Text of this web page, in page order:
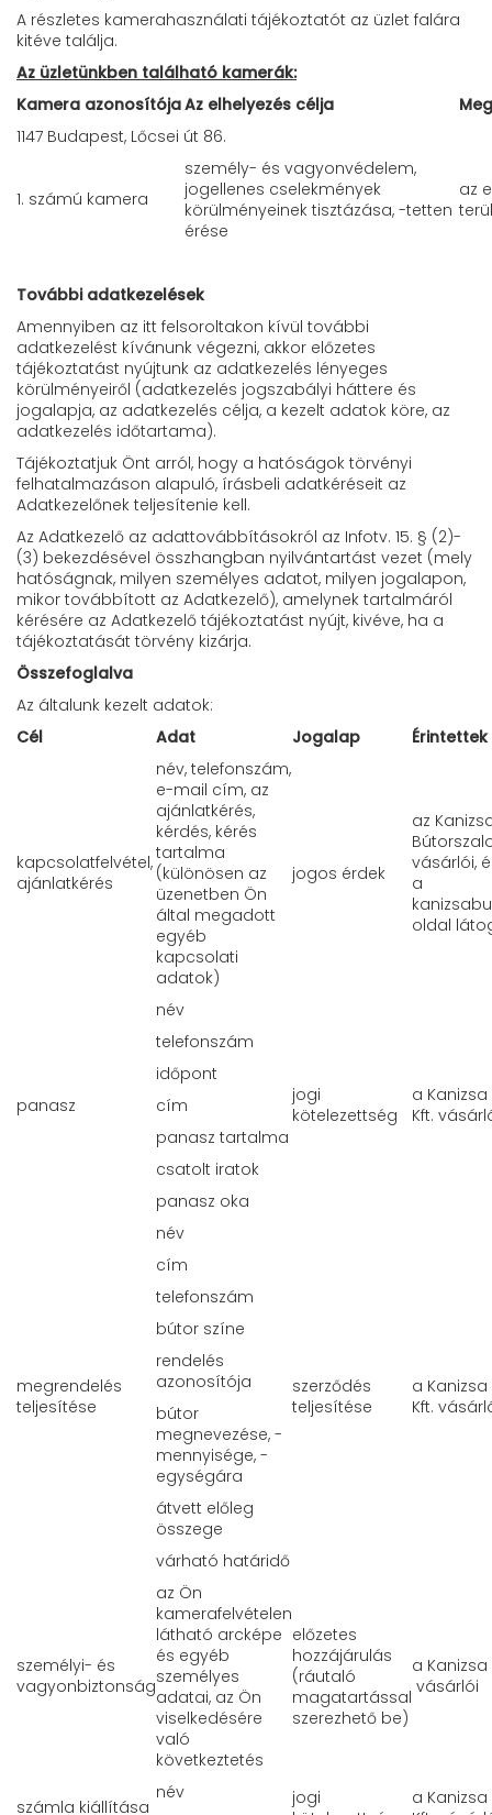
A részletes kamerahasználati tájékoztatót az üzlet falára
kitéve találja.
Az üzletünkben található kamerák:
Kamera azonosítójaAz elhelyezés célja
1147 Budapest, Lőcsei út 86.
1. számú kamera
személy- és vagyonvédelem,
jogellenes cselekmények
körülményeinek tisztázása, -tetten
érése
az
További adatkezelések
Amennyiben az itt felsoroltakon kívül további
adatkezelést kívánunk végezni, akkor előzetes
tájékoztatást nyújtunk az adatkezelés lényeges
körülményeiről (adatkezelés jogszabályi háttere és
jogalapja, az adatkezelés célja, a kezelt adatok köre, az
adatkezelés időtartama).
Tájékoztatjuk Önt arról, hogy a hatóságok törvényi
felhatalmazáson alapuló, írásbeli adatkéréseit az
Adatkezelőnek teljesítenie kell.
Az Adatkezelő az adattovábbításokról az Infotv. 15. § (2)-
(3) bekezdésével összhangban nyilvántartást vezet (mely
hatóságnak, milyen személyes adatot, milyen jogalapon,
mikor továbbított az Adatkezelő), amelynek tartalmáról
kérésére az Adatkezelő tájékoztatást nyújt, kivéve, ha a
tájékoztatását törvény kizárja.
Összefoglalva
Az általunk kezelt adatok:
Cél
Adat Jogalap
kapcsolatfelvétel,
ajánlatkérés
név, telefonszám,
e-mail cím, az
ajánlatkérés,
kérdés, kérés
tartalma
(különösen az
üzenetben Ön
által megadott
egyéb
kapcsolati
adatok)
jogos érdek
az
vásárlói,
a
oldal
panasz
név
telefonszám
időpont
cím
panasz tartalma
csatolt iratok
panasz oka
jogi
kötelezettség
a
Kft.
megrendelés
teljesítése
név
cím
telefonszám
bútor színe
rendelés
azonosítója
bútor
megnevezése, -
mennyisége, -
egységára
átvett előleg
összege
várható határidő
szerződés
teljesítése
a
Kft.
személyi- és
vagyonbiztonság
az Ön
kamerafelvételen
látható arcképe
és egyéb
személyes
adatai, az Ön
viselkedésére
való
következtetés
előzetes
hozzájárulás
(ráutaló
magatartással
szerezhető be)
a
vásárlói
számla kiállítása
név
jogi
a